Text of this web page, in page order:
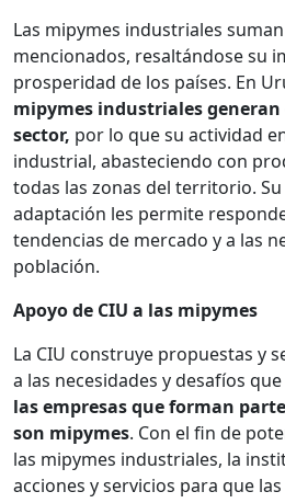
Las mipymes industriales
mencionados, resaltándose su
prosperidad de los países. En
mipymes industriales generan
sector, por lo que su actividad
industrial, abasteciendo con
todas las zonas del territorio.
adaptación les permite
tendencias de mercado y a las
población.
Apoyo de CIU a las mipymes
La CIU construye propuestas y
a las necesidades y desafíos
las empresas que forman
son mipymes. Con el fin de
las mipymes industriales, la
acciones y servicios para que